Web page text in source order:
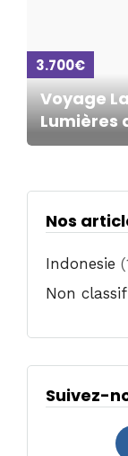
3.700€
Voyage
Lumières
Nos
Indonesie
Non
Suivez-